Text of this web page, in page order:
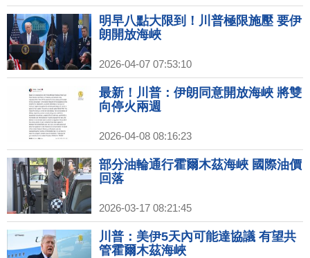
明早八點大限到！川普極限施壓 要伊
朗開放海峽
2026-04-07 07:53:10
最新！川普：伊朗同意開放海峽 將雙
向停火兩週
2026-04-08 08:16:23
部分油輪通行霍爾木茲海峽 國際油價
回落
2026-03-17 08:21:45
川普：美伊5天內可能達協議 有望共
管霍爾木茲海峽